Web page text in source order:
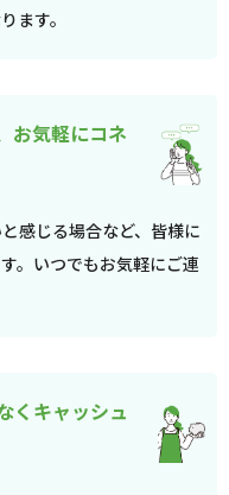
ます。
お気軽にコネ
感じる場合など、皆様に
。いつでもお気軽にご連
くキャッシュ